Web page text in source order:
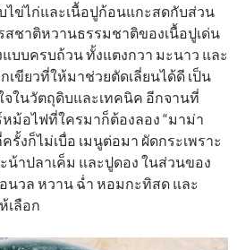
ไข่ไก่และเนื้อปูก้อนแกะสดกับส่วน
สชาติหวานธรรมชาติของเนื้อปูเด่น
แบบครบถ้วน ทั้งแตงกวา มะนาว และ
ขียวที่ให้มาช่วยตัดเลี่ยนได้ดี เป็น
จในวัตถุดิบและเทคนิค อีกจานที่
หม้อไฟที่ใครมาก็ต้องลอง “มาม่า
รั้งก็ไม่เบื่อ เมนูต่อมา ผัดกระเพราะ
าปลาเค็ม และปูดอง ในส่วนของ
นวล หวาน ฉ่ำ หอมกะทิสด และ
เลือก